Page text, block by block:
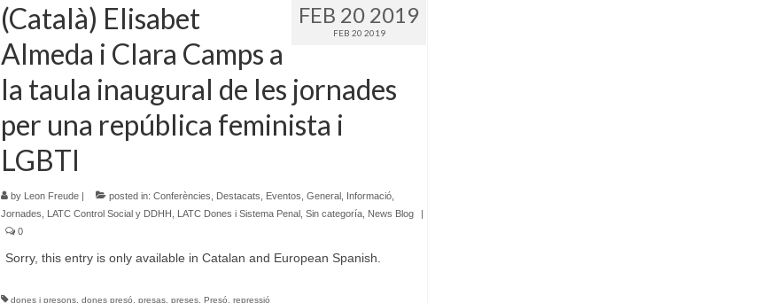
FEB 20 2019
FEB 20 2019
(Català) Elisabet
Almeda i Clara Camps a
la taula inaugural de les jornades
per una república feminista i
LGBTI
by Leon Freude| posted in: Conferències Destacats Eventos General, Informació,
Jornades
LATC Control Social y DDHH LATC Dones i Sistema Penal, Sin categoría, News Blog
|
0
Sorry, this entry is only available in Catalan and European Spanish.
dones i presons, dones presó presas, preses, Presó repressió